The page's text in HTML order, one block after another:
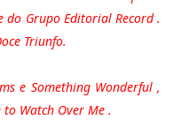
do Grupo Editorial Record .
Triunfo.
e Something Wonderful ,
Watch Over Me .